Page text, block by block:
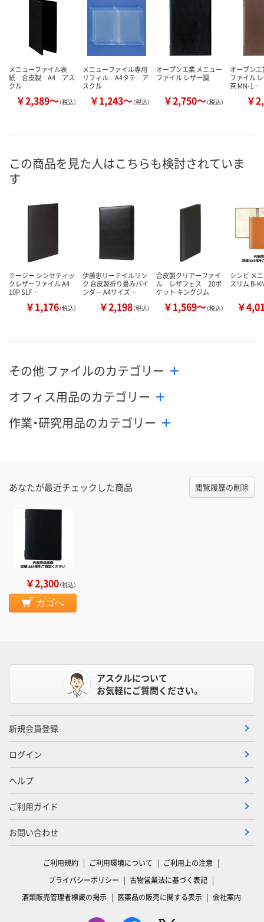
メニューファイル表
紙 合皮製 A4 アス
クル
￥2,389～（税込）
メニューファイル専用
リフィル A4タテ ア
スクル
￥1,243～（税込）
オープン工業 メニュー
ファイル レザー調
￥2,750～（税込）
オープン
ファイル
茶 MN-1…
￥
この商品を見た人はこちらも検討されていま
す
テージー シンセティッ
クレザーファイル A4
10P SLF…
￥1,176（税込）
伊藤忠リーテイルリン
ク 合皮製折り畳みバイ
ンダー A4サイズ…
￥2,198（税込）
合皮製クリアーファイ
ル レザフェス 20ポ
ケット キングジム
￥1,569～（税込）
シンビ メ
スリム B-
￥
その他 ファイルのカテゴリー
オフィス用品のカテゴリー
作業・研究用品のカテゴリー
あなたが最近チェックした商品 閲覧履歴の削除
￥2,300（税込）
カゴへ
アスクルについて
お気軽にご質問ください。
新規会員登録
ログイン
ヘルプ
ご利用ガイド
お問い合わせ
ご利用規約 ご利用環境について
ご利用上の注意
プライバシーポリシー
古物営業法に基づく表記
酒類販売管理者標識の掲示
医薬品の販売に関する表示 会社案内